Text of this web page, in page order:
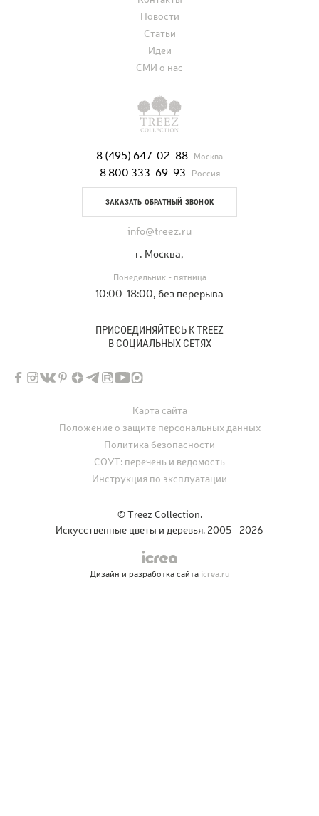
8 (495) 647-02-88 Москва
8 800 333-69-93 Россия
ЗАКАЗАТЬ ОБРАТНЫЙ ЗВОНОК
info@treez.ru
г. Москва,
Понедельник - пятница
10:00-18:00, без перерыва
Новости
Статьи
Идеи
СМИ о нас
ПРИСОЕДИНЯЙТЕСЬ К TREEZ
В СОЦИАЛЬНЫХ СЕТЯХ
© Treez Collection.
Искусственные цветы и деревья. 2005—2026
Карта сайта
Положение о защите персональных данных
Политика безопасности
СОУТ: перечень и ведомость
Инструкция по эксплуатации
Дизайн и разработка сайтаicrea.ru